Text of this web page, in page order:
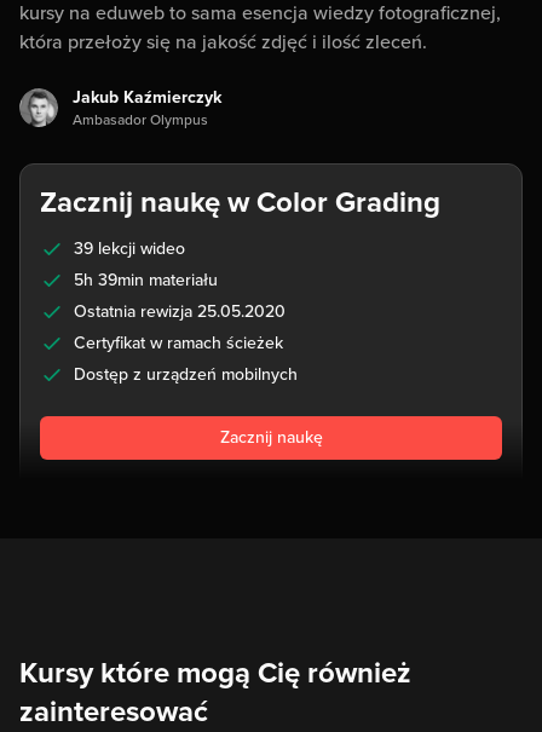
kursy na eduweb to sama esencja wiedzy fotograficznej,
która przełoży się na jakość zdjęć i ilość zleceń.
Jakub Kaźmierczyk
Ambasador Olympus
Zacznij naukę w Color Grading
39 lekcji wideo
5h 39min materiału
Ostatnia rewizja 25.05.2020
Certyfikat w ramach ścieżek
Dostęp z urządzeń mobilnych
Zacznij naukę
Kursy które mogą Cię również
zainteresować